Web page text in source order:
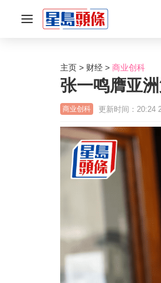
主页 财经 商业创科
张一鸣膺亚
商业创科 更新时间：20:24